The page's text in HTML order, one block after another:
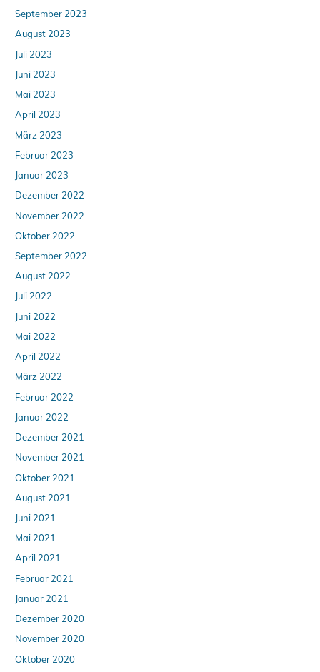
September 2023
August 2023
Juli 2023
Juni 2023
Mai 2023
April 2023
März 2023
Februar 2023
Januar 2023
Dezember 2022
November 2022
Oktober 2022
September 2022
August 2022
Juli 2022
Juni 2022
Mai 2022
April 2022
März 2022
Februar 2022
Januar 2022
Dezember 2021
November 2021
Oktober 2021
August 2021
Juni 2021
Mai 2021
April 2021
Februar 2021
Januar 2021
Dezember 2020
November 2020
Oktober 2020